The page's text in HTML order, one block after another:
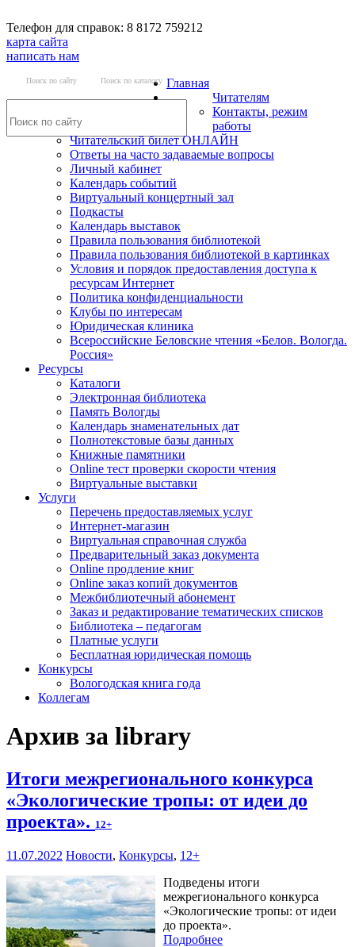
Телефон для справок: 8 8172 759212
карта сайта
написать нам
Поиск по сайту Поиск по каталогу Главная
Читателям
Контакты, режим
работы
Читательский билет ОНЛАЙН
Ответы на часто задаваемые вопросы
Личный кабинет
Календарь событий
Виртуальный концертный зал
Подкасты
Календарь выставок
Правила пользования библиотекой
Правила пользования библиотекой в картинках
Условия и порядок предоставления доступа к
ресурсам Интернет
Политика конфиденциальности
Клубы по интересам
Юридическая клиника
Всероссийские Беловские чтения «Белов. Вологда.
Россия»
Ресурсы
Каталоги
Электронная библиотека
Память Вологды
Календарь знаменательных дат
Полнотекстовые базы данных
Книжные памятники
Online тест проверки скорости чтения
Виртуальные выставки
Услуги
Перечень предоставляемых услуг
Интернет-магазин
Виртуальная справочная служба
Предварительный заказ документа
Online продление книг
Online заказ копий документов
Межбиблиотечный абонемент
Заказ и редактирование тематических списков
Библиотека – педагогам
Платные услуги
Бесплатная юридическая помощь
Конкурсы
Вологодская книга года
Коллегам
Архив за library
Итоги межрегионального конкурса
«Экологические тропы: от идеи до
проекта». 12+
11.07.2022 Новости, Конкурсы, 12+
Подведены итоги
межрегионального конкурса
«Экологические тропы: от идеи
до проекта».
Подробнее